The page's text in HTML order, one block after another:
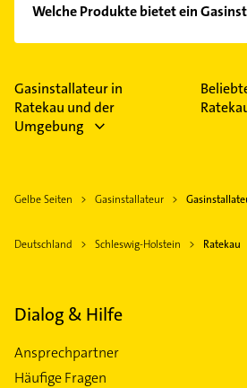
Installationen für die
Installationen für die
Welche Produkte bietet ein
Das Angebot umfasst unter
Heizsysteme und Solaranlagen.
Gasinstallateur in
Ratekau und der
Umgebung
Gelbe Seiten Gasinstallateur
Deutschland Schleswig-Holstein Ratekau
Dialog & Hilfe
Ansprechpartner
Häufige Fragen